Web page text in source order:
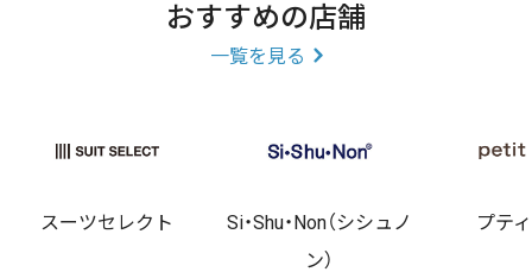
おすすめの店舗
一覧を見る
スーツセレクト
Si・Shu・Non（シシュノ
ン）
プテ